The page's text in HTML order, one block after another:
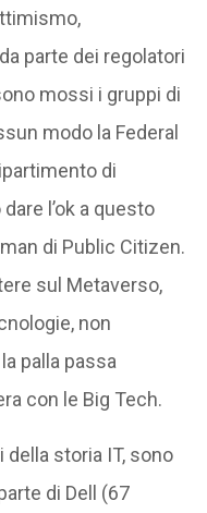
parte dei regolatori
mossi i gruppi di
modo la Federal
di
l’ok a questo
di Public Citizen.
sul Metaverso,
non
palla passa
con le Big Tech.
della storia IT, sono
di Dell (67